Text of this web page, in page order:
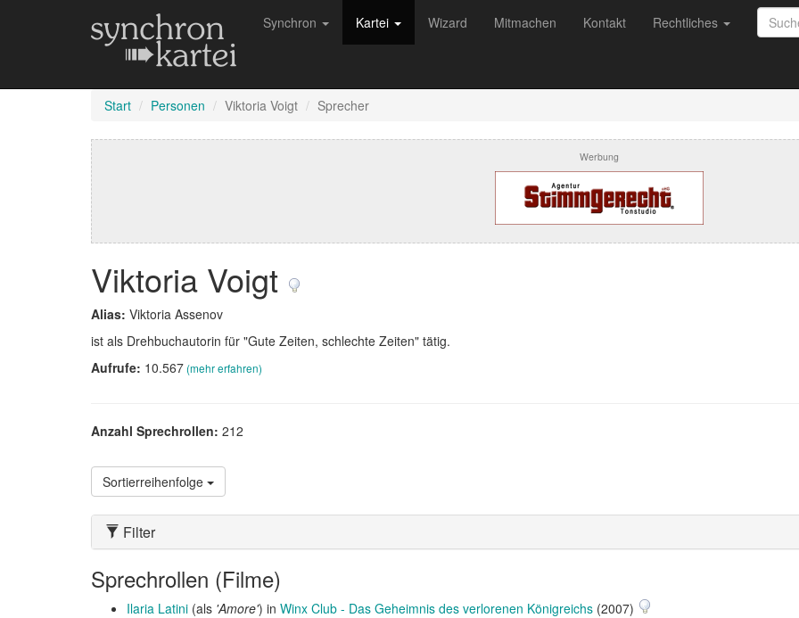
Synchron Kartei Wizard Mitmachen Kontakt Rechtliches
Start Personen Viktoria Voigt Sprecher
Werbung
Viktoria Voigt
Alias: Viktoria Assenov
ist als Drehbuchautorin für "Gute Zeiten, schlechte Zeiten" tätig.
Aufrufe: 10.567(mehr erfahren)
Anzahl Sprechrollen: 212
Sortierreihenfolge
Filter
Sprechrollen (Filme)
Ilaria Latini (als 'Amore') in Winx Club - Das Geheimnis des verlorenen Königreichs (2007)